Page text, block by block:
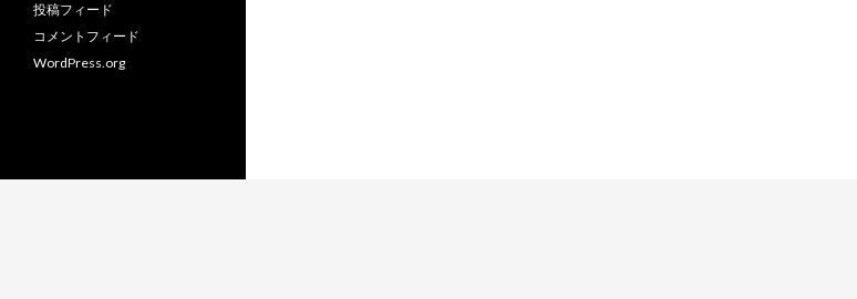
投稿フィード
コメントフィード
WordPress.org